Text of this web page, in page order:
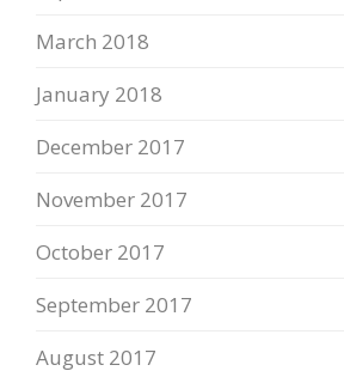
March 2018
January 2018
December 2017
November 2017
October 2017
September 2017
August 2017